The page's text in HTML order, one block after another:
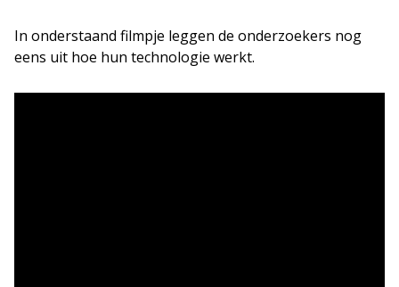
In onderstaand filmpje leggen de onderzoekers nog
eens uit hoe hun technologie werkt.